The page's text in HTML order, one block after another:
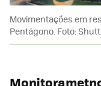
Movimentações em
Pentágono. Foto: